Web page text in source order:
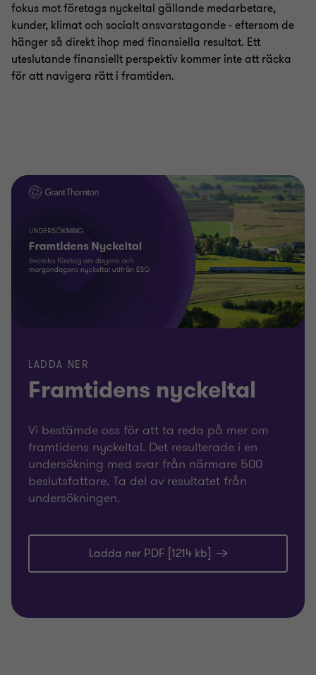
fokus mot företags nyckeltal gällande medarbetare,
kunder, klimat och socialt ansvarstagande - eftersom de
hänger så direkt ihop med finansiella resultat. Ett
uteslutande finansiellt perspektiv kommer inte att räcka
för att navigera rätt i framtiden.
LADDA NER
Framtidens nyckeltal
Vi bestämde oss för att ta reda på mer om
framtidens nyckeltal. Det resulterade i en
undersökning med svar från närmare 500
beslutsfattare. Ta del av resultatet från
undersökningen.
Ladda ner PDF [1214 kb]